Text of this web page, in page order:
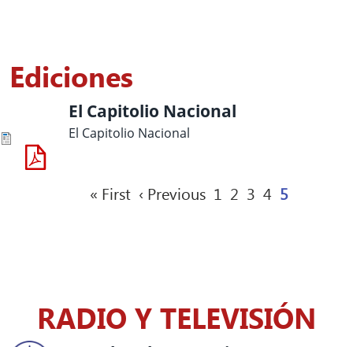
Ediciones
El Capitolio Nacional
El Capitolio Nacional
Primera página
« First Página anterior
‹ Previous Página
1 Página
2 Página
3 Página
4 Página
5
RADIO Y TELEVISIÓN